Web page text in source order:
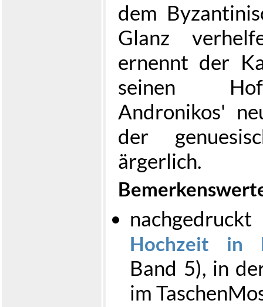
dem
Glanz
ernennt der
seinen
Andronikos'
der
ärgerlich.
Hochzeit in
Band 5), in
im